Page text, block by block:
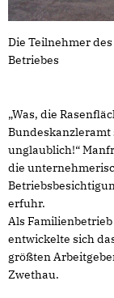
Die Teilnehmer
Betriebes
Was, die
Bundeskanzleramt
unglaublich!“
die
erfuhr.
Als
entwickelte sich
größten
Zwethau.